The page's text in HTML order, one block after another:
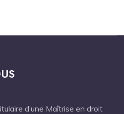
d’une Maîtrise en droit